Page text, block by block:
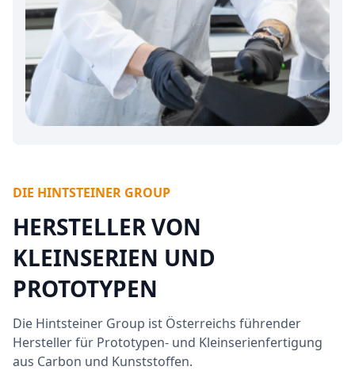
DIE HINTSTEINER GROUP
HERSTELLER VON
KLEINSERIEN UND
PROTOTYPEN
Die Hintsteiner Group ist Österreichs führender
Hersteller für Prototypen- und Kleinserienfertigung
aus Carbon und Kunststoffen.